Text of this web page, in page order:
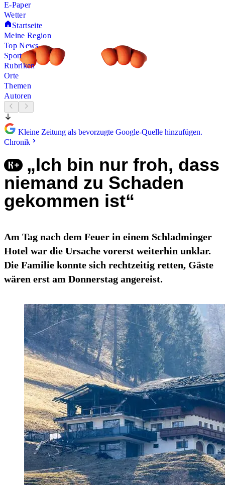
E-Paper
Wetter
Startseite
Meine Region
Top News
Sport
Rubriken
Orte
Themen
Autoren
Kleine Zeitung als bevorzugte Google-Quelle hinzufügen.
Chronik
„Ich bin nur froh, dass
niemand zu Schaden
gekommen ist“
Am Tag nach dem Feuer in einem Schladminger
Hotel war die Ursache vorerst weiterhin unklar.
Die Familie konnte sich rechtzeitig retten, Gäste
wären erst am Donnerstag angereist.